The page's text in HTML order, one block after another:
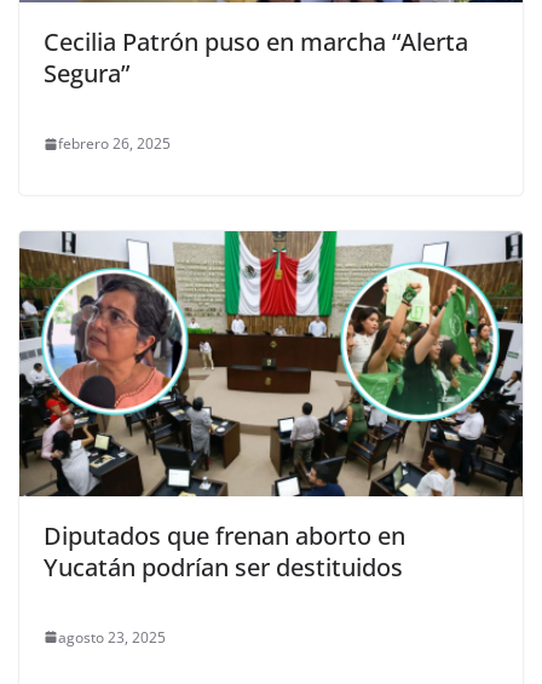
Cecilia Patrón puso en marcha “Alerta
Segura”
febrero 26, 2025
Diputados que frenan aborto en
Yucatán podrían ser destituidos
agosto 23, 2025